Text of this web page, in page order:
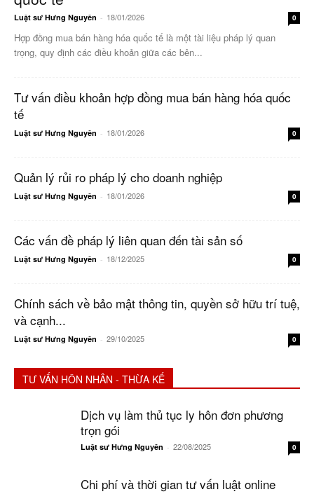
Luật sư Hưng Nguyên - 18/01/2026 0
Hợp đồng mua bán hàng hóa quốc tế là một tài liệu pháp lý quan
trọng, quy định các điều khoản giữa các bên...
Tư vấn điều khoản hợp đồng mua bán hàng hóa quốc
tế
Luật sư Hưng Nguyên - 18/01/2026 0
Quản lý rủi ro pháp lý cho doanh nghiệp
Luật sư Hưng Nguyên - 18/01/2026 0
Các vấn đề pháp lý liên quan đến tài sản số
Luật sư Hưng Nguyên - 18/12/2025 0
Chính sách về bảo mật thông tin, quyền sở hữu trí tuệ,
và cạnh...
Luật sư Hưng Nguyên - 29/10/2025 0
TƯ VẤN HÔN NHÂN - THỪA KẾ
Dịch vụ làm thủ tục ly hôn đơn phương
trọn gói
Luật sư Hưng Nguyên - 22/08/2025 0
Chi phí và thời gian tư vấn luật online